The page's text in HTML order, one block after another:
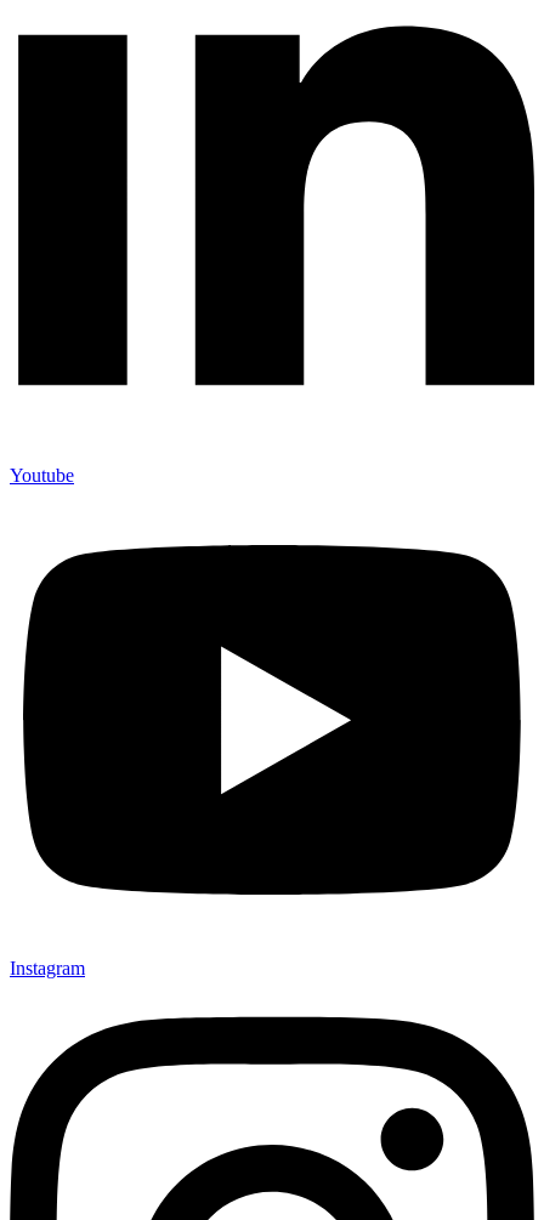
Youtube
Instagram